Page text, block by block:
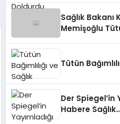
Sağlık Bakanı
Memişoğlu
Tütün
Der Spiegel’in
Habere Sağlık